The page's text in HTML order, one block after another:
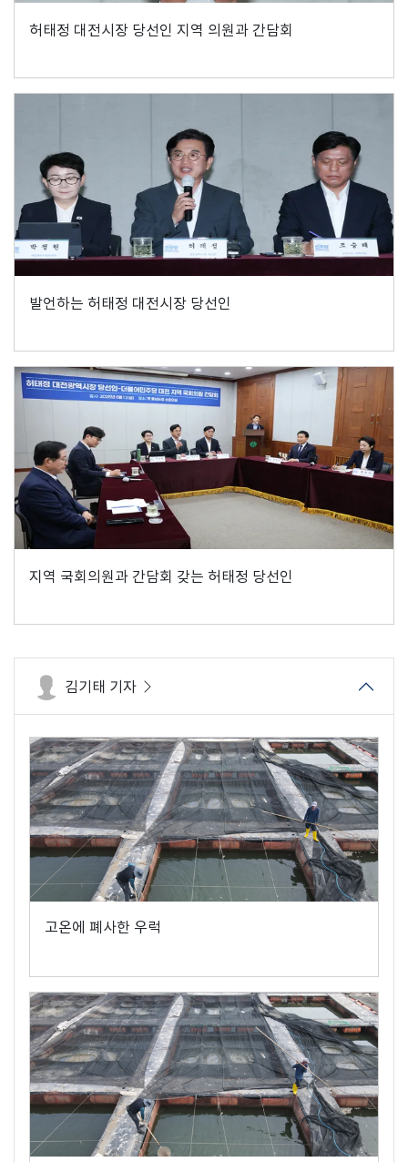
허태정 대전시장 당선인 지역 의원과 간담회
발언하는 허태정 대전시장 당선인
지역 국회의원과 간담회 갖는 허태정 당선인
김기태 기자
고온에 폐사한 우럭